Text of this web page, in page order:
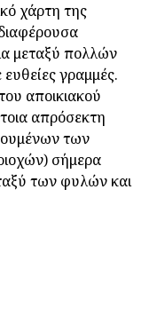
χάρτη της
μεταξύ πολλών
γραμμές.
αποικιακού
απρόσεκτη
των
σήμερα
των φυλών και